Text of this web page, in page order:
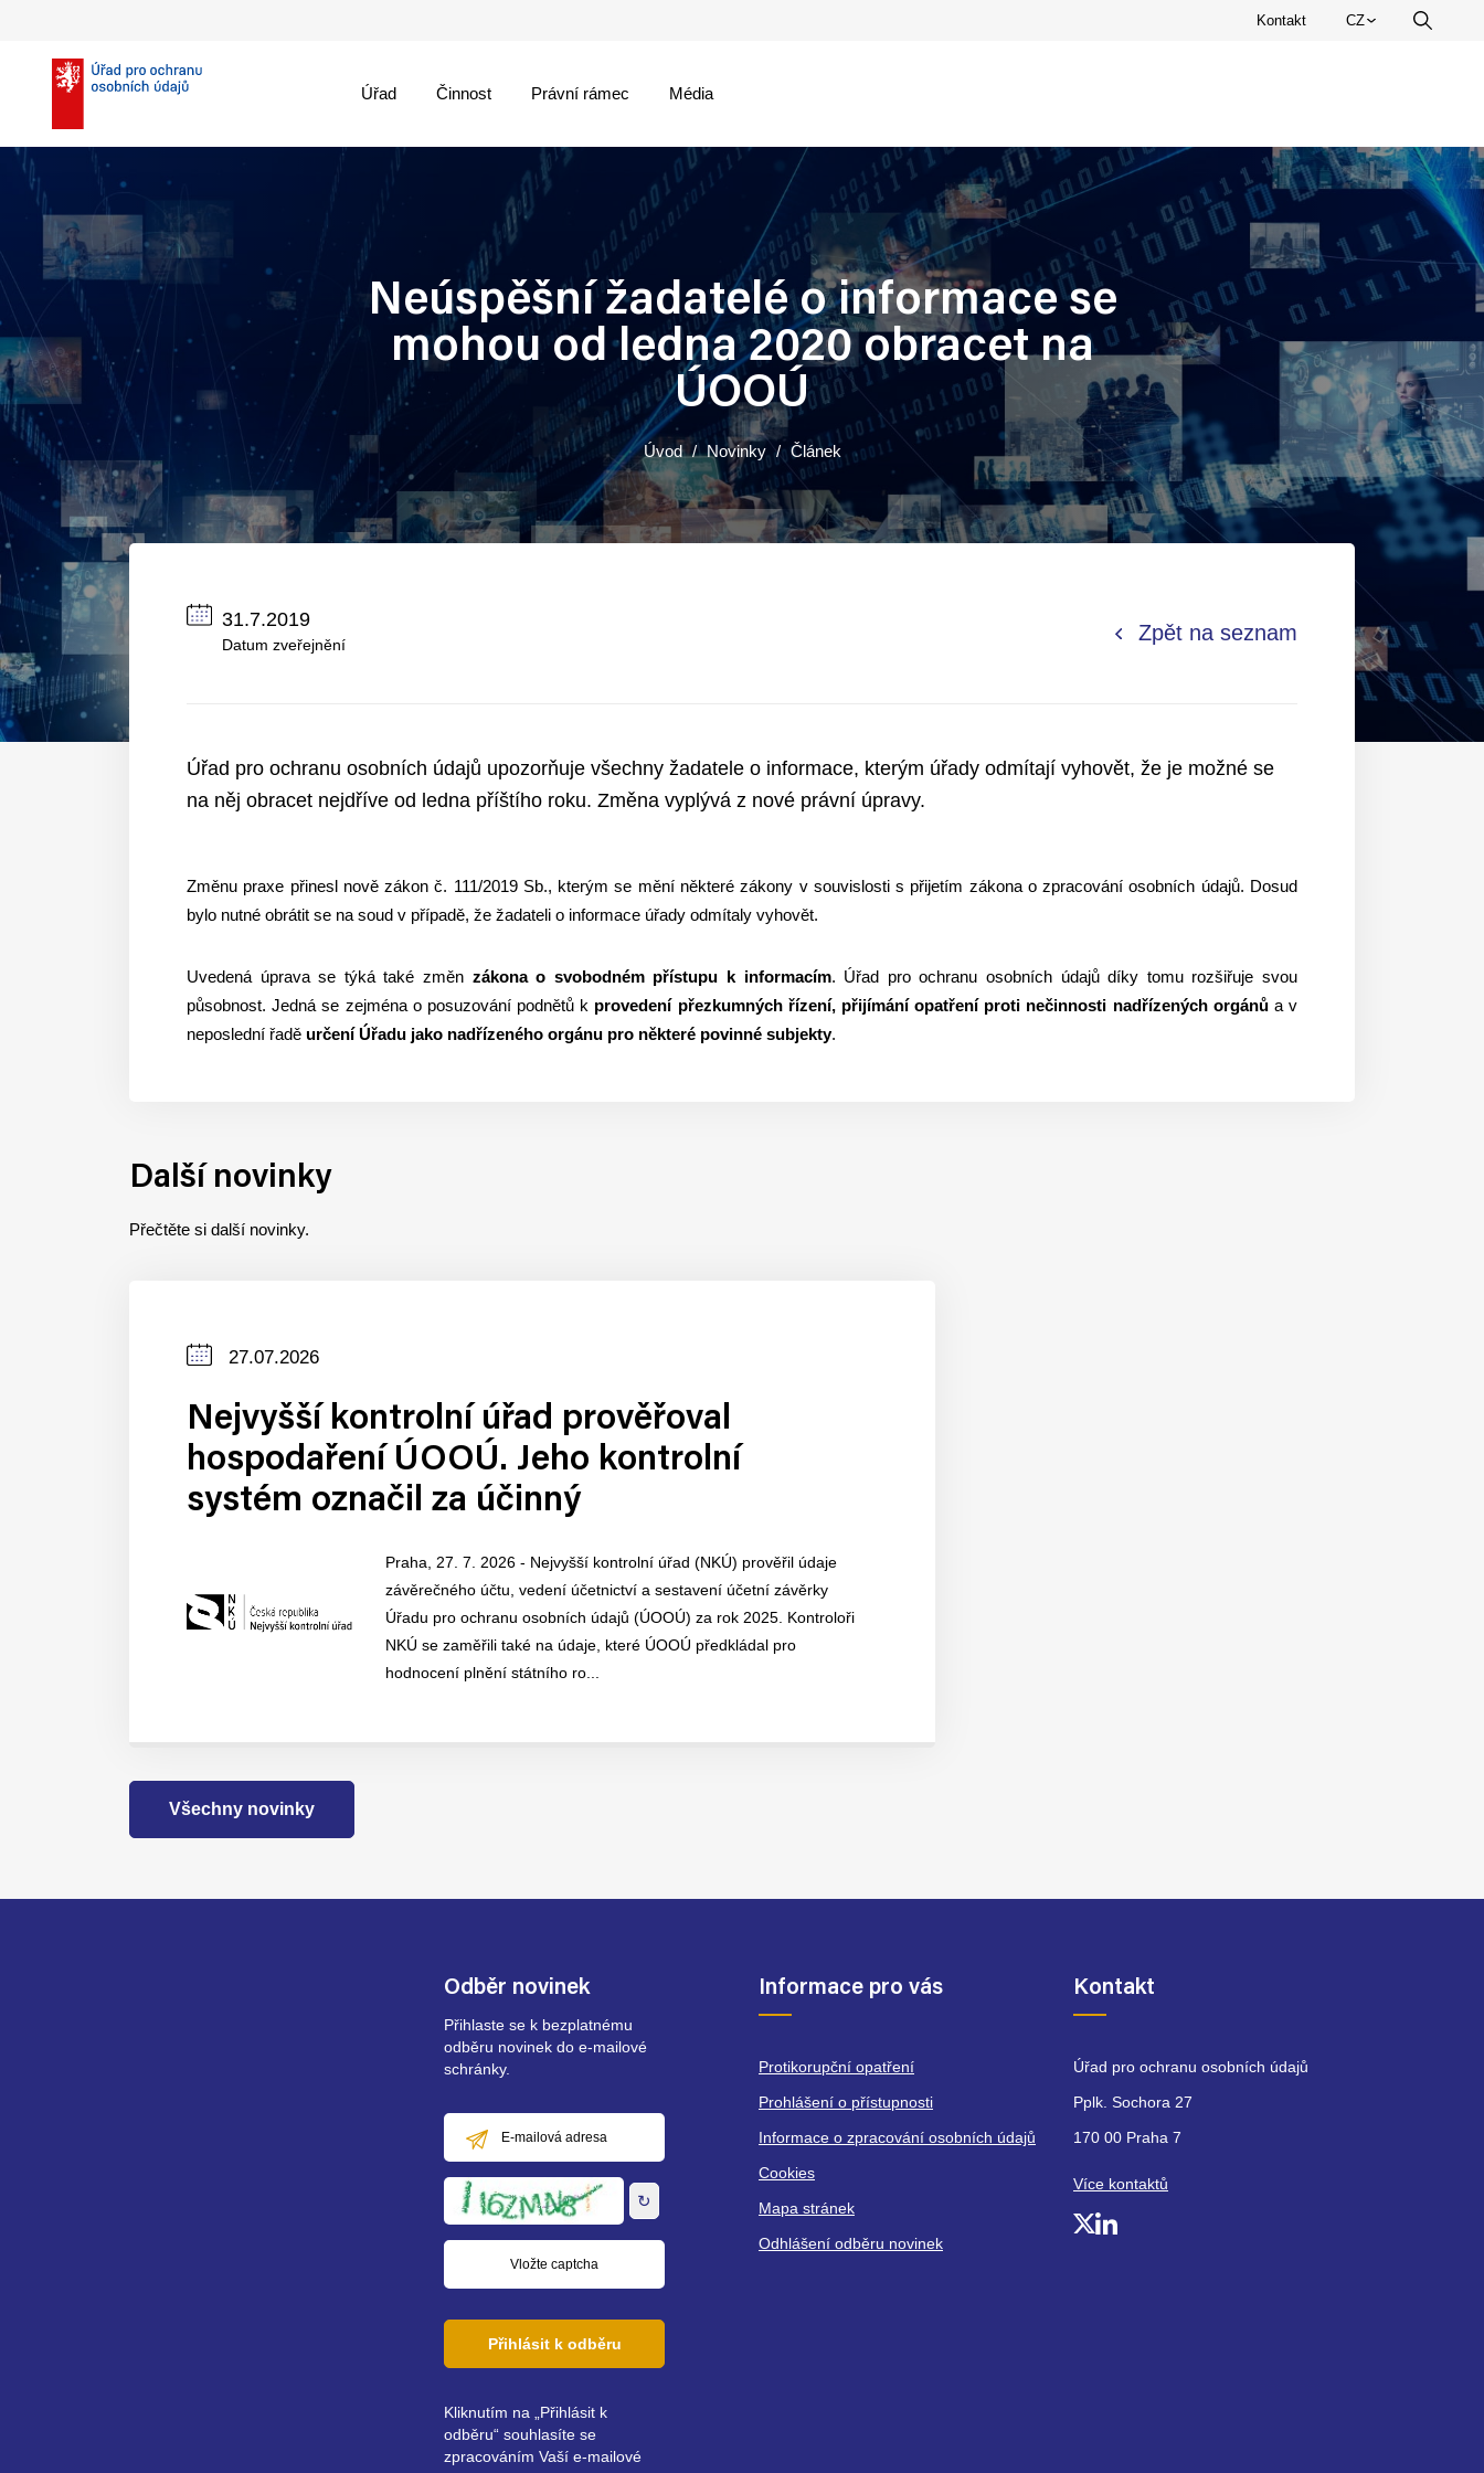
Kontakt
Zvolte
CZ
Úřad Činnost Právní rámec Média
Neúspěšní žadatelé o informace se
mohou od ledna 2020 obracet na
ÚOOÚ
Úvod Novinky Článek
Datum zveřejnění
31.7.2019
Zpět na seznam
Úřad pro ochranu osobních údajů upozorňuje všechny žadatele o informace, kterým úřady odmítají vyhovět, že je možné se
na něj obracet nejdříve od ledna příštího roku. Změna vyplývá z nové právní úpravy.
Změnu praxe přinesl nově zákon č. 111/2019 Sb., kterým se mění některé zákony v souvislosti s přijetím zákona o zpracování osobních údajů. Dosud
bylo nutné obrátit se na soud v případě, že žadateli o informace úřady odmítaly vyhovět.
Uvedená úprava se týká také změn zákona o svobodném přístupu k informacím. Úřad pro ochranu osobních údajů díky tomu rozšiřuje svou
působnost. Jedná se zejména o posuzování podnětů k provedení přezkumných řízení, přijímání opatření proti nečinnosti nadřízených orgánůa v
neposlední řadě určení Úřadu jako nadřízeného orgánu pro některé povinné subjekty.
Další novinky
Přečtěte si další novinky.
Datum
27.07.2026
Nejvyšší kontrolní úřad prověřoval
hospodaření ÚOOÚ. Jeho kontrolní
systém označil za účinný
Praha, 27. 7. 2026 - Nejvyšší kontrolní úřad (NKÚ) prověřil údaje
závěrečného účtu, vedení účetnictví a sestavení účetní závěrky
Úřadu pro ochranu osobních údajů (ÚOOÚ) za rok 2025. Kontroloři
NKÚ se zaměřili také na údaje, které ÚOOÚ předkládal pro
hodnocení plnění státního ro...
Všechny novinky
Odběr novinek
Přihlaste se k bezplatnému
odběru novinek do e-mailové
schránky.
mailová
adresa
↻
Přihlásit k odběru
Kliknutím na „Přihlásit k
odběru“ souhlasíte se
zpracováním Vaší e-mailové
Informace pro vás
Protikorupční opatření
Prohlášení o přístupnosti
Informace o zpracování osobních údajů
Cookies
Mapa stránek
Odhlášení odběru novinek
Kontakt
Úřad pro ochranu osobních údajů
Pplk. Sochora 27
170 00 Praha 7
Více kontaktů